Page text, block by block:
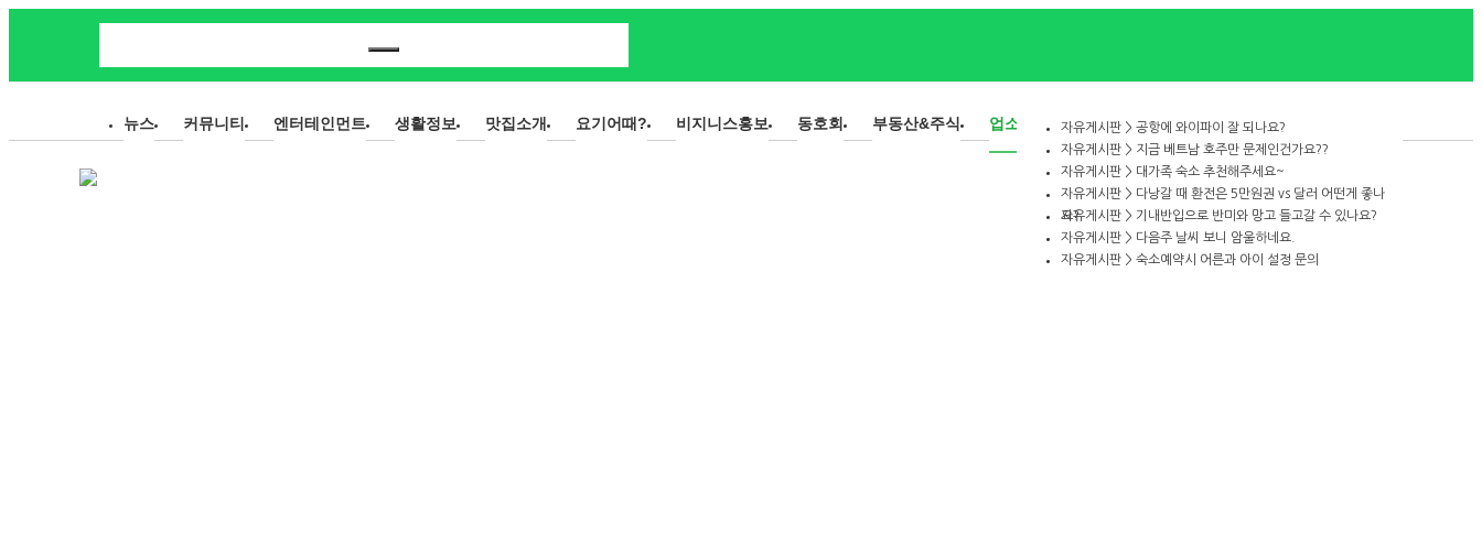
자유게시판 > 공항에 와이파이 잘 되나요?
자유게시판 > 지금 베트남 호주만 문제인건가요??
자유게시판 > 대가족 숙소 추천해주세요~
자유게시판 > 다낭갈 때 환전은 5만원권 vs 달러 어떤게 좋나
요?
자유게시판 > 기내반입으로 반미와 망고 들고갈 수 있나요?
자유게시판 > 다음주 날씨 보니 암울하네요.
자유게시판 > 숙소예약시 어른과 아이 설정 문의
뉴스 커뮤니티 엔터테인먼트 생활정보 맛집소개 요기어때? 비지니스홍보 동호회 부동산&주식 업소록